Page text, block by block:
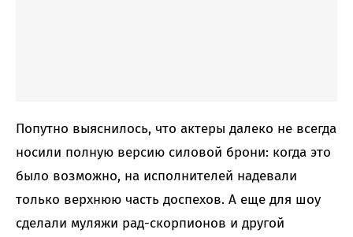
Попутно выяснилось, что актеры далеко не всегда
носили полную версию силовой брони: когда это
было возможно, на исполнителей надевали
только верхнюю часть доспехов. А еще для шоу
сделали муляжи рад-скорпионов и другой